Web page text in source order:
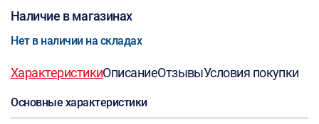
Наличие в магазинах
Нет в наличии на складах
ХарактеристикиОписаниеОтзывыУсловия покупки
Основные характеристики